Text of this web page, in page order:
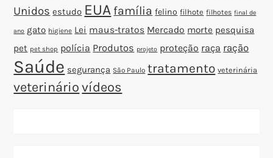
Unidos estudo EUA família felino filhote filhotes final de
ano gato higiene Lei maus-tratos Mercado morte pesquisa
pet pet shop polícia Produtos projeto proteção raça ração
Saúde segurança São Paulo tratamento veterinária
veterinário vídeos